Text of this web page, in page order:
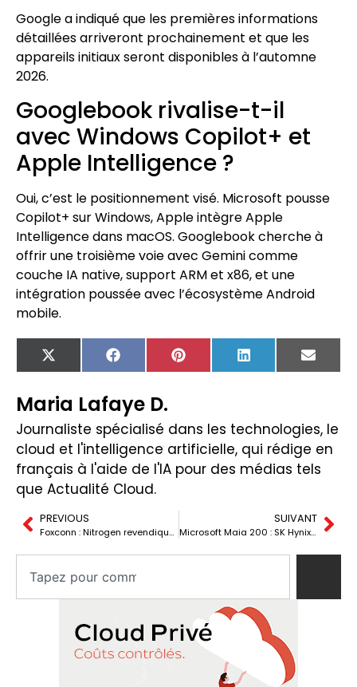
Google a indiqué que les premières informations
détaillées arriveront prochainement et que les
appareils initiaux seront disponibles à l’automne
2026.
Googlebook rivalise-t-il
avec Windows Copilot+ et
Apple Intelligence ?
Oui, c’est le positionnement visé. Microsoft pousse
Copilot+ sur Windows, Apple intègre Apple
Intelligence dans macOS. Googlebook cherche à
offrir une troisième voie avec Gemini comme
couche IA native, support ARM et x86, et une
intégration poussée avec l’écosystème Android
mobile.
X
(Twitter)
FacebookPinterest LinkedIn Email
Maria Lafaye D.
Journaliste spécialisé dans les technologies, le
cloud et l'intelligence artificielle, qui rédige en
français à l'aide de l'IA pour des médias tels
que Actualité Cloud.
PREVIOUS
Foxconn : Nitrogen revendique des données d’Apple et NVIDIA
SUIVANT
Microsoft Maia 200 : SK Hynix et le pari HBM pour l’IA